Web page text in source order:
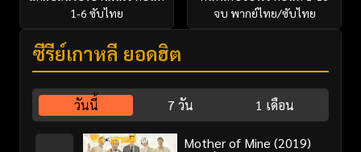
1-6 ซับไทย
จบ พากย์ไทย/ซับไทย
ซีรี่ย์เกาหลี ยอดฮิต
วันนี้ 7 วัน 1 เดือน
Mother of Mine (2019)